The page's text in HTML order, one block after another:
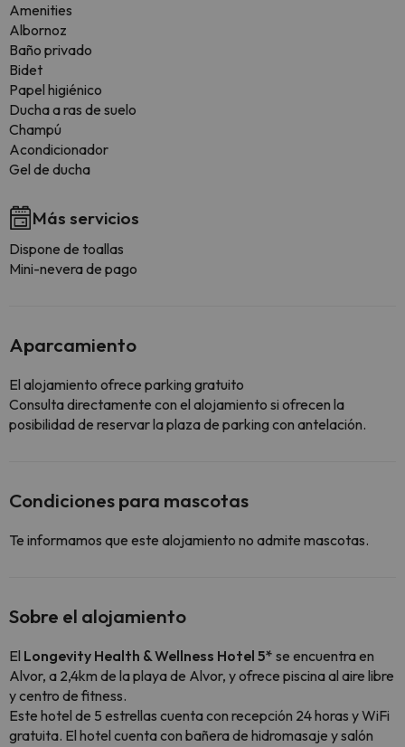
Amenities
Albornoz
Baño privado
Bidet
Papel higiénico
Ducha a ras de suelo
Champú
Acondicionador
Gel de ducha
Más servicios
Dispone de toallas
Mini-nevera de pago
Aparcamiento
El alojamiento ofrece parking gratuito
Consulta directamente con el alojamiento si ofrecen la
posibilidad de reservar la plaza de parking con antelación.
Condiciones para mascotas
Te informamos que este alojamiento no admite mascotas.
Sobre el alojamiento
El Longevity Health & Wellness Hotel 5* se encuentra en
Alvor, a 2,4km de la playa de Alvor, y ofrece piscina al aire libre
y centro de fitness.
Este hotel de 5 estrellas cuenta con recepción 24 horas y WiFi
gratuita. El hotel cuenta con bañera de hidromasaje y salón